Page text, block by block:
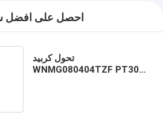
احصل على افضل
تحول كربيد
WNMG080404TZF PT30